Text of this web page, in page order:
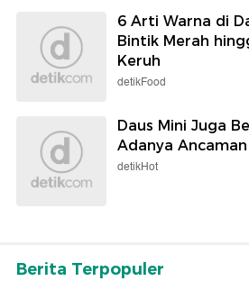
6 Arti Warna di
Bintik Merah
Keruh
detikFood
Daus Mini Juga
Adanya
detikHot
Berita Terpopuler